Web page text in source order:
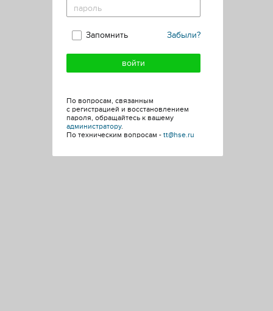
Забыли?
Запомнить
По вопросам, связанным
с регистрацией и восстановлением
пароля, обращайтесь к вашему
администратору.
По техническим вопросам - tt@hse.ru